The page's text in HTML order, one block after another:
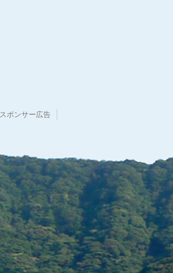
スポンサー広告